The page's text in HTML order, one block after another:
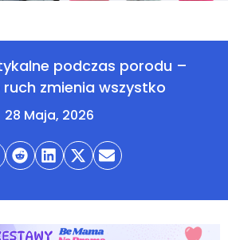
podczas porodu –
zmienia wszystko
28 Maja, 2026